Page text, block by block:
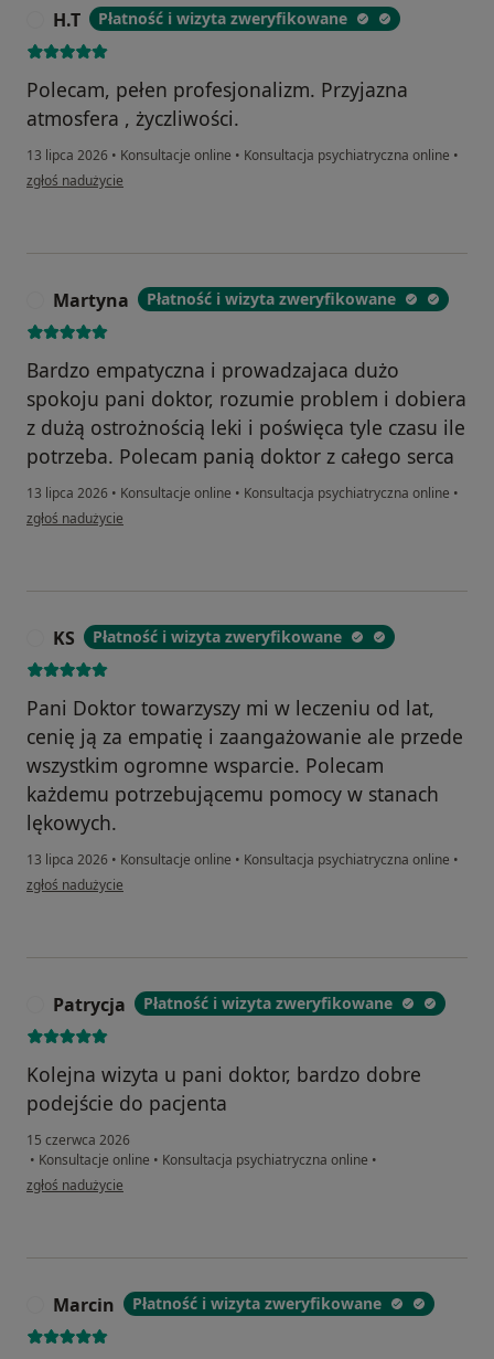
H.T Płatność i wizyta zweryfikowane
Polecam, pełen profesjonalizm. Przyjazna
atmosfera , życzliwości.
13 lipca 2026 • Konsultacje online • Konsultacja psychiatryczna online •
w opinii użytkownika H.T
zgłoś nadużycie
Martyna Płatność i wizyta zweryfikowane
Bardzo empatyczna i prowadzajaca dużo
spokoju pani doktor, rozumie problem i dobiera
z dużą ostrożnością leki i poświęca tyle czasu ile
potrzeba. Polecam panią doktor z całego serca
13 lipca 2026 • Konsultacje online • Konsultacja psychiatryczna online •
w opinii użytkownika Martyna
zgłoś nadużycie
KS Płatność i wizyta zweryfikowane
Pani Doktor towarzyszy mi w leczeniu od lat,
cenię ją za empatię i zaangażowanie ale przede
wszystkim ogromne wsparcie. Polecam
każdemu potrzebującemu pomocy w stanach
lękowych.
13 lipca 2026 • Konsultacje online • Konsultacja psychiatryczna online •
w opinii użytkownika KS
zgłoś nadużycie
Patrycja Płatność i wizyta zweryfikowane
Kolejna wizyta u pani doktor, bardzo dobre
podejście do pacjenta
15 czerwca 2026
• Konsultacje online • Konsultacja psychiatryczna online •
w opinii użytkownika Patrycja
zgłoś nadużycie
Marcin Płatność i wizyta zweryfikowane